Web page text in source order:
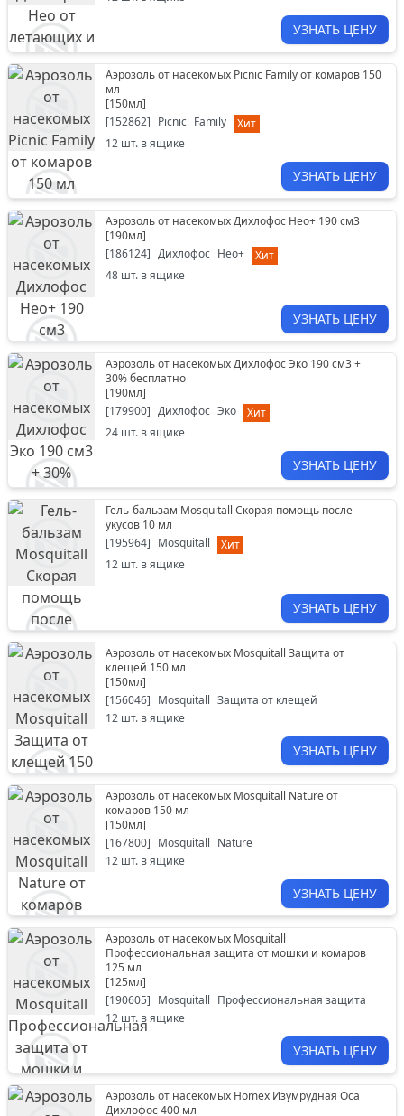
УЗНАТЬ ЦЕНУ
Аэрозоль от насекомых Picnic Family от комаров 150
мл
[150мл]
[152862] Picnic Family
Хит
12 шт. в ящике
УЗНАТЬ ЦЕНУ
Аэрозоль от насекомых Дихлофос Нео+ 190 см3
[190мл]
[186124] Дихлофос Нео+
Хит
48 шт. в ящике
УЗНАТЬ ЦЕНУ
Аэрозоль от насекомых Дихлофос Эко 190 см3 +
30% бесплатно
[190мл]
[179900] Дихлофос Эко
Хит
24 шт. в ящике
УЗНАТЬ ЦЕНУ
Гель-бальзам Mosquitall Скорая помощь после
укусов 10 мл
[195964] Mosquitall
Хит
12 шт. в ящике
УЗНАТЬ ЦЕНУ
Аэрозоль от насекомых Mosquitall Защита от
клещей 150 мл
[150мл]
[156046] Mosquitall Защита от клещей
12 шт. в ящике
УЗНАТЬ ЦЕНУ
Аэрозоль от насекомых Mosquitall Nature от
комаров 150 мл
[150мл]
[167800] Mosquitall Nature
12 шт. в ящике
УЗНАТЬ ЦЕНУ
Аэрозоль от насекомых Mosquitall
Профессиональная защита от мошки и комаров
125 мл
[125мл]
[190605] Mosquitall Профессиональная защита
12 шт. в ящике
УЗНАТЬ ЦЕНУ
Аэрозоль от насекомых Homex Изумрудная Оса
Дихлофос 400 мл